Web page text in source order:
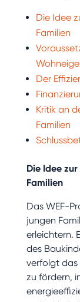
Die Idee
Familien
Der
Kritik an
Familien
Die Idee
Familien
Das WEF-
jungen
erleichtern.
des
verfolgt das
zu fördern,